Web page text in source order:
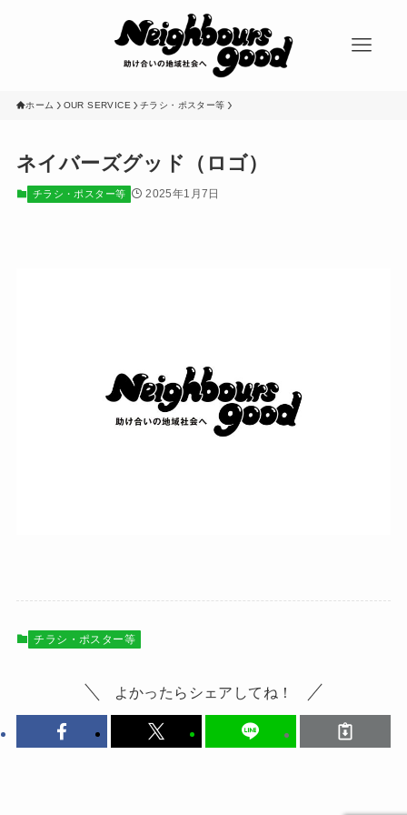
ホーム OUR SERVICE チラシ・ポスター等
ネイバーズグッド（ロゴ）
チラシ・ポスター等 2025年1月7日
チラシ・ポスター等
よかったらシェアしてね！